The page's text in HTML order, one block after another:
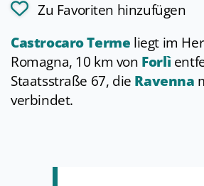
Zu Favoriten hinzufügen
Castrocaro Terme liegt im
Romagna, 10 km von Forlì
Staatsstraße 67, die Ravenna
verbindet.